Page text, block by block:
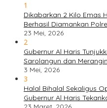
1
Dikabarkan 2 Kilo Emas
Berhasil Diamankan
23 Mei, 2026
2
Gubernur Al Haris
Sarolangun dan Merangin
3 Mei, 2026
3
Halal Bihalal Sekaligus
Gubernur Al Haris